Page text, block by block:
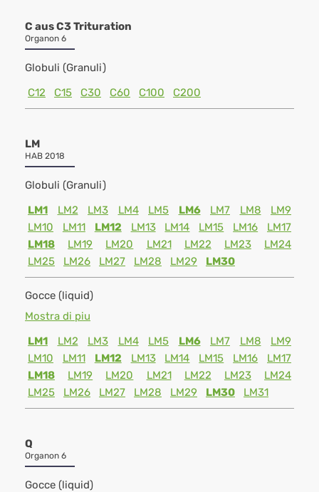
C aus C3 Trituration
Organon 6
Globuli (Granuli)
C12
C15 C30 C60 C100 C200
LM
HAB 2018
Globuli (Granuli)
LM1
LM2 LM3 LM4 LM5 LM6 LM7 LM8
LM9
LM10
LM11 LM12 LM13 LM14 LM15 LM16
LM17
LM18
LM19 LM20 LM21 LM22 LM23
LM24
LM25
LM26 LM27 LM28 LM29 LM30
Gocce (liquid)
Mostra di piu
LM1
LM2 LM3 LM4 LM5 LM6 LM7 LM8
LM9
LM10
LM11 LM12 LM13 LM14 LM15 LM16
LM17
LM18
LM19 LM20 LM21 LM22 LM23
LM24
LM25
LM26 LM27 LM28 LM29 LM30 LM31
Q
Organon 6
Gocce (liquid)